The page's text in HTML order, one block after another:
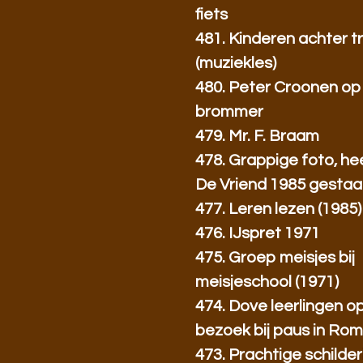
fiets
481. Kinderen achter
(muziekles)
480. Peter Croonen op
brommer
479. Mr. F. Braam
478. Grappige foto,
De Vriend 1985
477. Leren lezen (1985)
476. IJspret 1971
475. Groep meisjes bij
meisjeschool (1971)
474. Dove leerlingen
bezoek bij paus in
473. Prachtige